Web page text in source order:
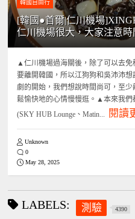
韓國自由行
[韓國●首爾|仁川機場
仁川機場很大，大家注意
▲仁川機場過海關後，除了可以去
要離開韓國，所以江狗狗和吳沛沛
劇的開始，我們想說時間尚可，至
鬆愉快地的心情慢慢逛。▲本來我們
(SKY HUB Lounge、Matin...
閱讀
Unknown
0
May 28, 2025
LABELS: 測驗 4390